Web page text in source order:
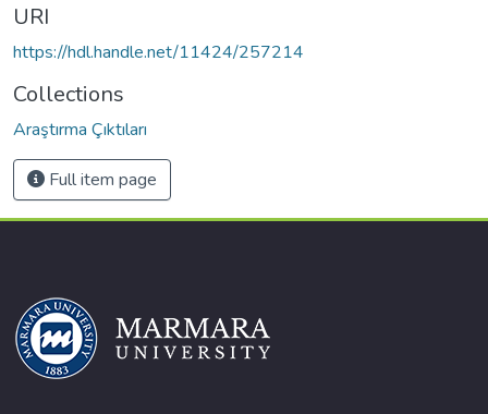
URI
https://hdl.handle.net/11424/257214
Collections
Araştırma Çıktıları
Full item page